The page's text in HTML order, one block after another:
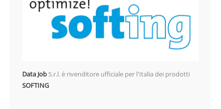
Data JobS.r.l. è rivenditore ufficiale per l'Italia dei prodotti
SOFTING